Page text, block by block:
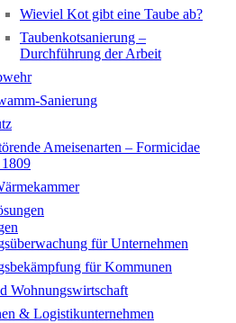
Wieviel Kot gibt eine Taube ab?
Taubenkotsanierung –
Durchführung der Arbeit
Sanierung
Ameisenarten – Formicidae
für Unternehmen
für Kommunen
Wohnungswirtschaft
& Logistikunternehmen